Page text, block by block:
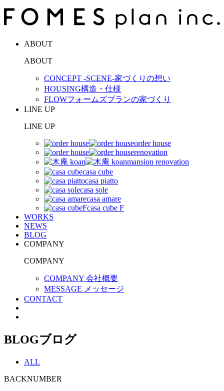
ABOUT
ABOUT
CONCEPT -SCENE-家づくりの想い
HOUSING構造・仕様
FLOWフォームズプランの家づくり
LINE UP
LINE UP
order house
renovation
mansion renovation
casa cube
casa piatto
casa sole
casa amare
casa cube F
WORKS
NEWS
BLOG
COMPANY
COMPANY
COMPANY 会社概要
MESSAGE メッセージ
CONTACT
BLOGブログ
ALL
BACKNUMBER